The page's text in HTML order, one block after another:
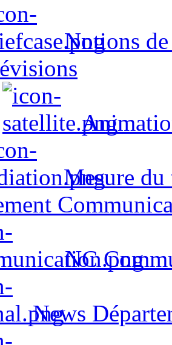
Notions
Mesure du
NC
News